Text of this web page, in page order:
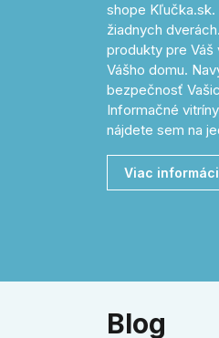
shope
žiadnych
produkty pre Váš
Vášho domu.
bezpečnosť
Informačné
nájdete sem na
Viac
Blog